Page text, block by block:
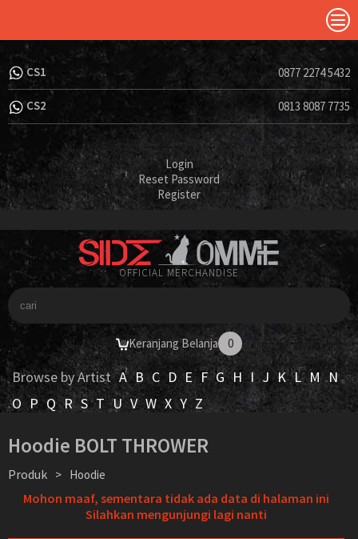
CS1 0877 2274 5432
CS2 0813 8087 7735
Login
Reset Password
Register
OFFICIAL MERCHANDISE
Keranjang Belanja 0
Browse by Artist A B C D E F G H I J K L M
N
O P Q R S T U V W X Y Z
Hoodie BOLT THROWER
Produk > Hoodie
Mohon maaf, sementara tidak ada data di halaman ini
Silahkan mengunjungi lagi nanti